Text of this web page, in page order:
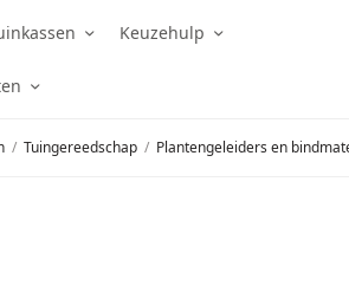
Keuzehulp
/ Tuingereedschap / Plantengeleiders en